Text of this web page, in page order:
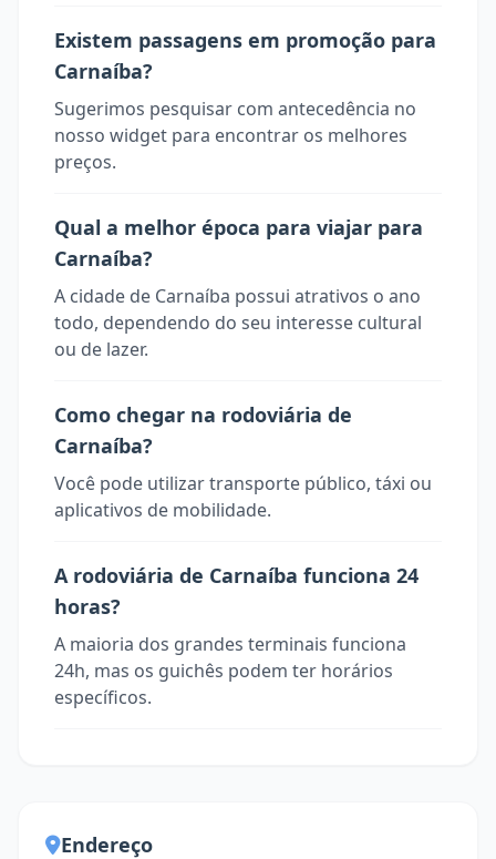
Existem passagens em promoção para
Carnaíba?
Sugerimos pesquisar com antecedência no
nosso widget para encontrar os melhores
preços.
Qual a melhor época para viajar para
Carnaíba?
A cidade de Carnaíba possui atrativos o ano
todo, dependendo do seu interesse cultural
ou de lazer.
Como chegar na rodoviária de
Carnaíba?
Você pode utilizar transporte público, táxi ou
aplicativos de mobilidade.
A rodoviária de Carnaíba funciona 24
horas?
A maioria dos grandes terminais funciona
24h, mas os guichês podem ter horários
específicos.
Endereço